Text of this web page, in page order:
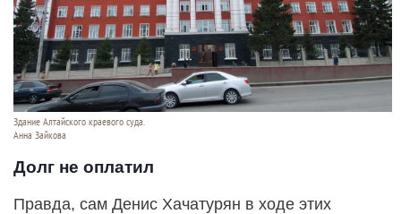
Здание Алтайского краевого суда.
Анна Зайкова
Долг не оплатил
Правда, сам Денис Хачатурян в ходе этих